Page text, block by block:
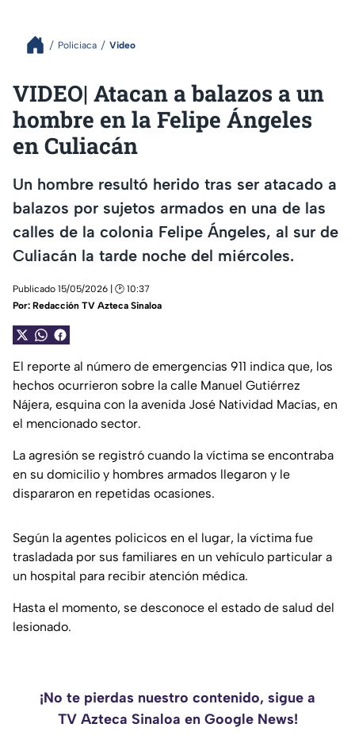
Policiaca Video
VIDEO| Atacan a balazos a un
hombre en la Felipe Ángeles
en Culiacán
Un hombre resultó herido tras ser atacado a
balazos por sujetos armados en una de las
calles de la colonia Felipe Ángeles, al sur de
Culiacán la tarde noche del miércoles.
Publicado 15/05/2026 | 🕑 10:37
Por: Redacción TV Azteca Sinaloa
El reporte al número de emergencias 911 indica que, los
hechos ocurrieron sobre la calle Manuel Gutiérrez
Nájera, esquina con la avenida José Natividad Macías, en
el mencionado sector.
La agresión se registró cuando la víctima se encontraba
en su domicilio y hombres armados llegaron y le
dispararon en repetidas ocasiones.
Según la agentes policicos en el lugar, la víctima fue
trasladada por sus familiares en un vehículo particular a
un hospital para recibir atención médica.
Hasta el momento, se desconoce el estado de salud del
lesionado.
¡No te pierdas nuestro contenido, sigue a
TV Azteca Sinaloa en Google News!